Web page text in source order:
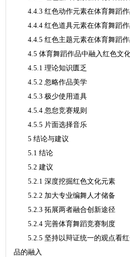
4.4.3 红色动作元素在体育舞蹈作
4.4.4 红色道具元素在体育舞蹈作
4.4.5 红色主题元素在体育舞蹈作
4.5 体育舞蹈作品中融入红色文化
4.5.1 理论知识匮乏
4.5.2 忽略作品美学
4.5.3 极少使用道具
4.5.4 忽怠竞赛规则
4.5.5 片面选择音乐
5 结论与建议
5.1 结论
5.2 建议
5.2.1 深度挖掘红色文化元素
5.2.2 加大专业编舞人才储备
5.2.3 拓展两者融合创新途径
5.2.4 完善体育舞蹈竞赛制度
5.2.5 坚持以辩证统一的观点看红
品的融入